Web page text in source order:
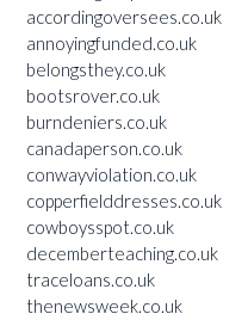
accordingoversees.co.uk
annoyingfunded.co.uk
belongsthey.co.uk
bootsrover.co.uk
burndeniers.co.uk
canadaperson.co.uk
conwayviolation.co.uk
copperfielddresses.co.uk
cowboysspot.co.uk
decemberteaching.co.uk
traceloans.co.uk
thenewsweek.co.uk